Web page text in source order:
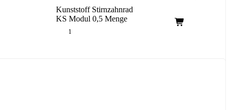
Kunststoff Stirnzahnrad
KS Modul 0,5 Menge